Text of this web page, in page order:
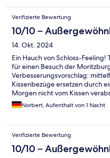
Verifizierte Bewertung
10/10 –
14. Okt. 2024
Ein Hauch von Schloss-
für einen Besuch der
Verbesserungsvorschlag:
Kissenbezüge ersetzen durch
Morgen nicht vom Kissen
spezialbeschichtete Innenleben
top, fühlt sich aber nicht toll an).
das Hotel und dann das
Norbert, Aufenthalt von 1 Nacht
Verifizierte Bewertung
10/10 –